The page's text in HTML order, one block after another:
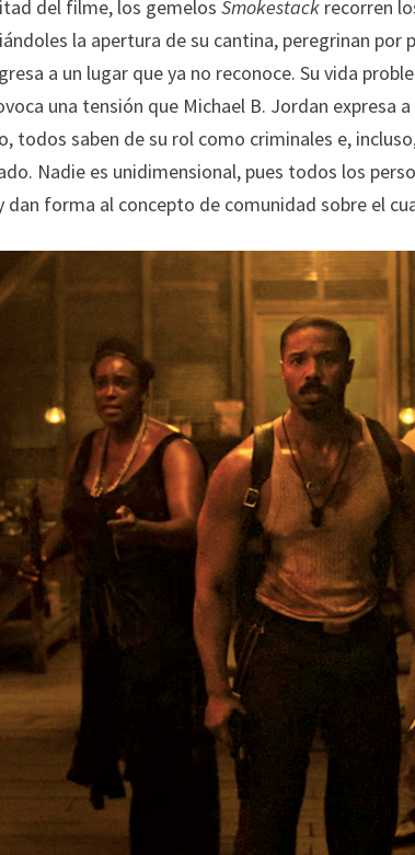
del filme, los gemelosSmokestack recorren
la apertura de su cantina, peregrinan por
a un lugar que ya no reconoce. Su vida
una tensión que Michael B. Jordan expresa
todos saben de su rol como criminales e,
Nadie es unidimensional, pues todos los
dan forma al concepto de comunidad sobre el